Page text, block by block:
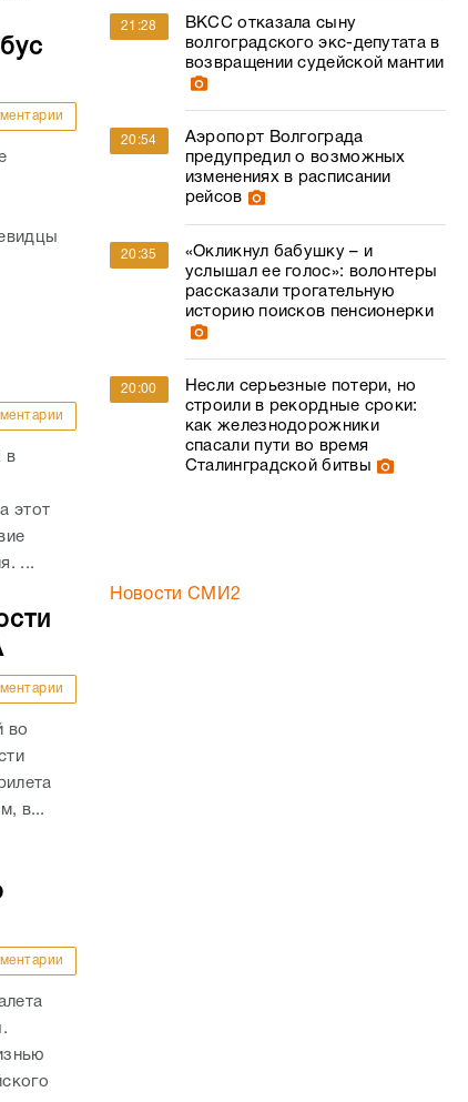
в
этот
...
во
в...
21:28
ВКСС отказала сыну
волгоградского экс-депутата в
возвращении судейской мантии
20:54
Аэропорт Волгограда
предупредил о возможных
изменениях в расписании
рейсов
20:35
«Окликнул бабушку – и
услышал ее голос»: волонтеры
рассказали трогательную
историю поисков пенсионерки
20:00
Несли серьезные потери, но
строили в рекордные сроки:
как железнодорожники
спасали пути во время
Сталинградской битвы
Новости СМИ2